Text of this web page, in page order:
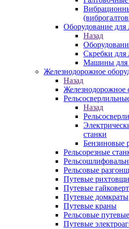
Оборудование для
Назад
Скребки для
Машины для
Железнодорожное
Назад
Железнодорожное
Назад
станки
Бензиновые
Рельсорезные
Рельсовые
Путевые
Путевые
Путевые домкраты
Путевые краны
Рельсовые
Путевые